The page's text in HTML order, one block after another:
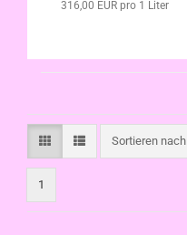
316,00 EUR pro 1 Liter
Sortieren nach
Sortieren nach
1